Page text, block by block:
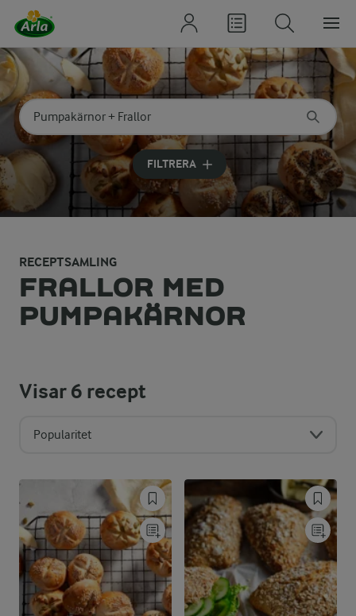
Sök på kategori eller ingrediens
Skriv in sökord för att få förslag
FILTRERA
RECEPTSAMLING
FRALLOR MED
PUMPAKÄRNOR
Visar6 recept
Popularitet